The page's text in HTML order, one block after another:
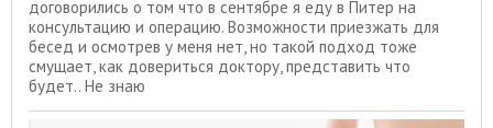
договорились о том что в сентябре я еду в Питер на
консультацию и операцию. Возможности приезжать для
бесед и осмотрев у меня нет, но такой подход тоже
смущает, как довериться доктору, представить что
будет.. Не знаю